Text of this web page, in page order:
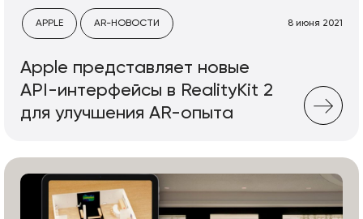
APPLE AR-НОВОСТИ 8 июня 2021
Apple представляет новые
API-интерфейсы в RealityKit 2
для улучшения AR-опыта